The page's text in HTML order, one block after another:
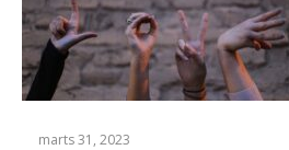
marts 31, 2023